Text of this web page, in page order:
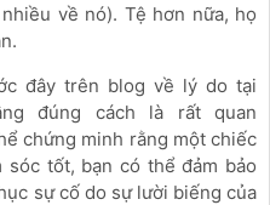
về nó). Tệ hơn nữa, họ
đây trên blog về lý do tại
đúng cách là rất quan
chứng minh rằng một chiếc
tốt, bạn có thể đảm bảo
sự cố do sự lười biếng của